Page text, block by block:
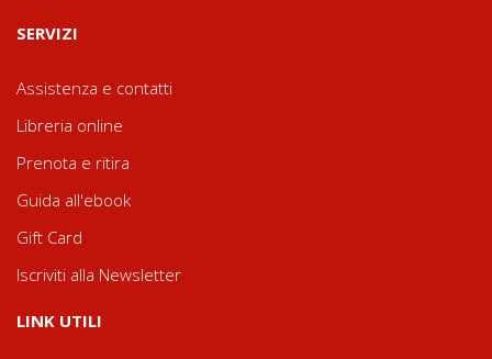
SERVIZI
Assistenza e contatti
Libreria online
Prenota e ritira
Guida all'ebook
Gift Card
Iscriviti alla Newsletter
LINK UTILI